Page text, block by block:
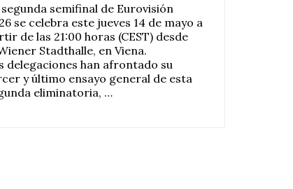
semifinal de Eurovisión
se celebra este jueves 14 de mayo a
de las 21:00 horas (CEST) desde
Stadthalle, en Viena.
delegaciones han afrontado su
y último ensayo general de esta
eliminatoria, …